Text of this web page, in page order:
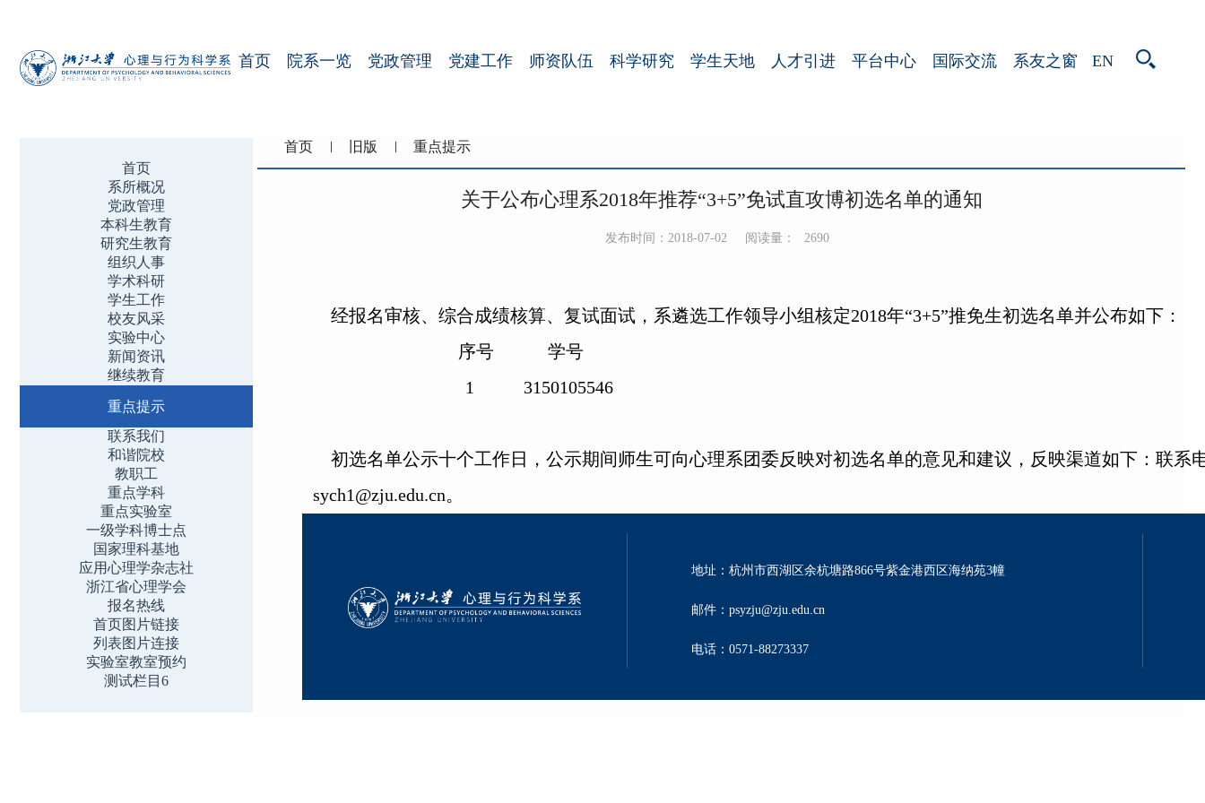
首页 院系一览 党政管理 党建工作 师资队伍 科学研究 学生天地 人才引进 平台中心 国际交流 系友之窗 EN
首页
系所概况
党政管理
本科生教育
研究生教育
组织人事
学术科研
学生工作
校友风采
实验中心
新闻资讯
继续教育
重点提示
联系我们
和谐院校
教职工
重点学科
重点实验室
一级学科博士点
国家理科基地
应用心理学杂志社
浙江省心理学会
报名热线
首页图片链接
列表图片连接
实验室教室预约
测试栏目6
首页 旧版 重点提示
关于公布心理系2018年推荐“3+5”免试直攻博初选名单的通知
发布时间：2018-07-02 阅读量： 2690
经报名审核、综合成绩核算、复试面试，系遴选工作领导小组核定2018年“3+5”推免生初选名单并公布如下：
序号 学号
1 3150105546
初选名单公示十个工作日，公示期间师生可向心理系团委反映对初选名单的意见和建议，反映渠道如下：联系电
sych1@zju.edu.cn。
地址：杭州市西湖区余杭塘路866号紫金港西区海纳苑3幢
邮件：psyzju@zju.edu.cn
电话：0571-88273337